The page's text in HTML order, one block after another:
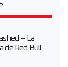
– La
de Red Bull